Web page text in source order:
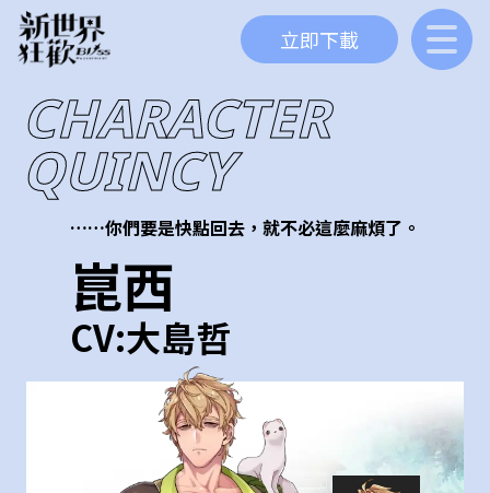
立即下載
CHARACTER
QUINCY
……你們要是快點回去，就不必這麼麻煩了。
崑西
CV:大島哲